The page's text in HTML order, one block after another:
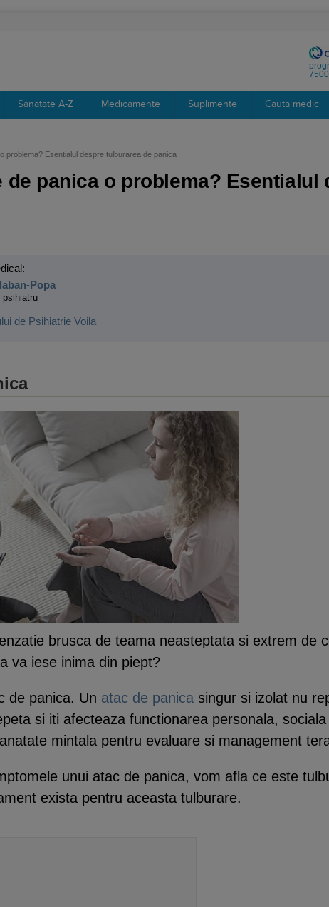
Sanatate A-Z Medicamente Suplimente Cauta medic
problema? Esentialul despre tulburarea de panica
de panica o problema? Esentialul
Popa
psihiatru
de Psihiatrie Voila
brusca de teama neasteptata si extrem de
va iese inima din piept?
de panica. Un atac de panica singur si izolat nu
si iti afecteaza functionarea personala,
mintala pentru evaluare si management
unui atac de panica, vom afla ce este
exista pentru aceasta tulburare.